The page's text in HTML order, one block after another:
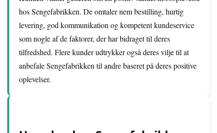
hos Sengefabrikken. De omtaler nem bestilling, hurtig
levering, god kommunikation og kompetent kundeservice
som nogle af de faktorer, der har bidraget til deres
tilfredshed. Flere kunder udtrykker også deres vilje til at
anbefale Sengefabrikken til andre baseret på deres positive
oplevelser.